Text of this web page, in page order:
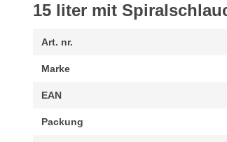
15 liter mit
Art. nr.
Marke
EAN
Packung